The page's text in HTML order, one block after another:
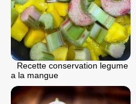
Recette conservation legume
a la mangue